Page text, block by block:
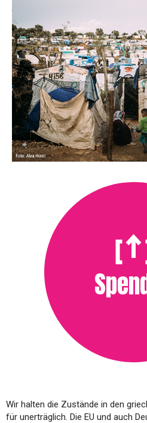
Wir halten die Zustände in den
für unerträglich. Die EU und auch